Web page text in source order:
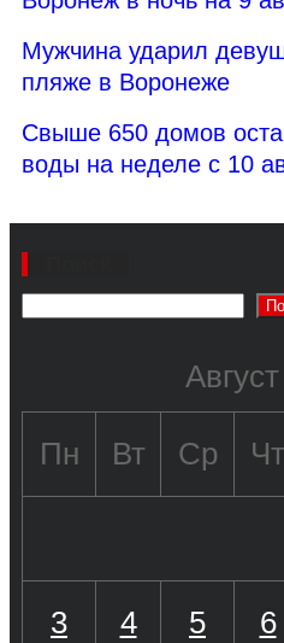
Мужчина ударил
пляже в Воронеже
Свыше 650 домов
воды на неделе с 10
Пн Вт Ср Чт
3 4 5 6